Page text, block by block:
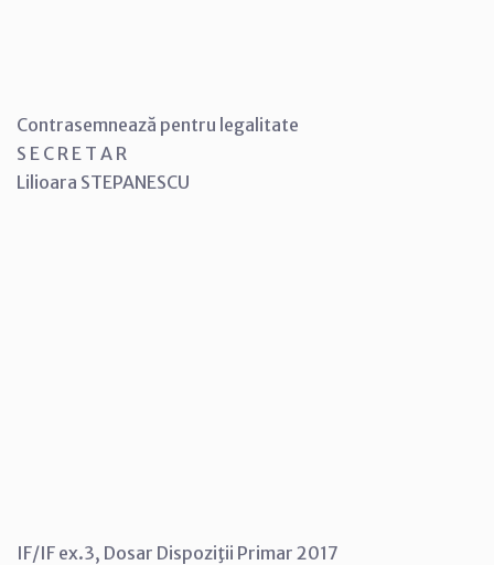
Contrasemnează pentru legalitate
S E C R E T A R
Lilioara STEPANESCU
IF/IF ex.3, Dosar Dispoziţii Primar 2017